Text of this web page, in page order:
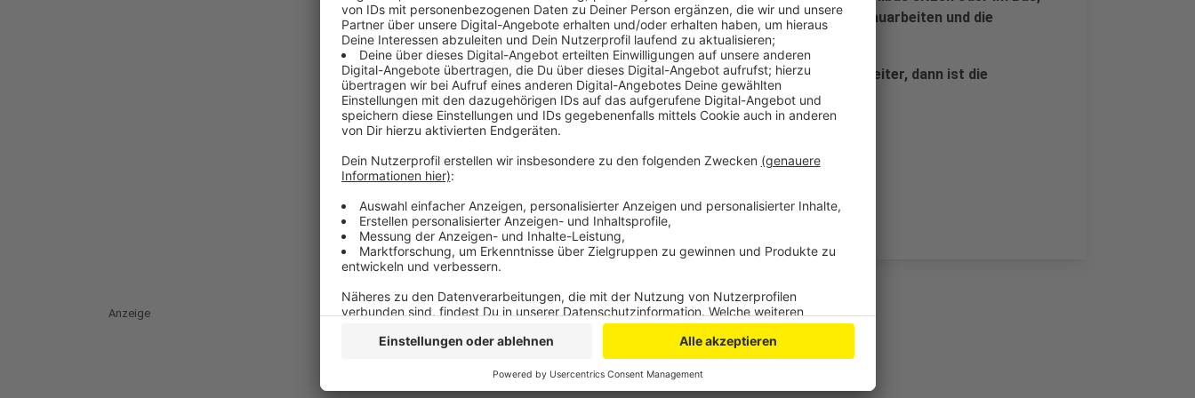
der alle Stationen anfährt. Vor den Osterferien werden die Bauarbeiten und die
Sperrung von der Bahn noch mal extra angekündigt.
In den Herbstferien geht es dann mit Bauarbeiten der Bahn weiter, dann ist die
Eifelstrecke Richtung Köln dran.
Veröffentlicht:Mittwoch, 11.03.2020 05:56
Anzeige